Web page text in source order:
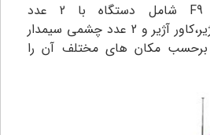
پک دزدگیر فایروال F9 شامل دستگاه با 2 عدد
ریموت،باطری 5 آمپر،آژیر،کاور آژیر و 2 عدد چشمی سیمدار
برحسب مکان های مختلف آن را